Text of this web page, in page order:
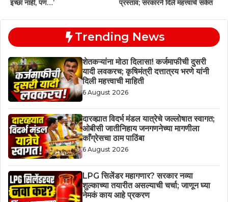
इच्छा नाही, पण…’ प्रस्ताव; सरकारने दिले महत्त्वाचे संकेत
Trending News
शेतकऱ्यांना मोठा दिलासा! कर्जमाफीची दुसरी
यादी लवकरच; कृषिमंत्री दत्तात्रय भरणे यांनी
दिली महत्त्वाची माहिती
6 August 2026
दारव्ह्यात विदर्भ मंडल यात्रेचे जल्लोषात स्वागत;
ओबीसी जातीनिहाय जनगणनेच्या मागणीला
काँग्रेसचा ठाम पाठिंबा
6 August 2026
LPG सिलेंडर महागणार? सरकार नव्या
शुल्काच्या तयारीत असल्याची चर्चा; जाणून घ्या
नेमकं काय आहे प्रकरण